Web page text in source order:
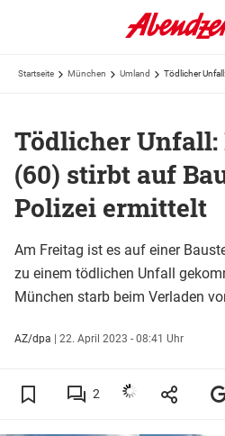
Startseite München Umland
Tödlicher
(60) stirbt auf
Polizei ermittelt
Am Freitag ist es auf einer
zu einem tödlichen Unfall
München starb beim Verladen
AZ/dpa | 22. April 2023 - 08:41 Uhr
2